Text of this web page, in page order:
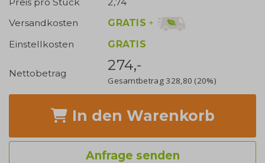
Versandkosten
GRATIS +
Einstellkosten
GRATIS
Nettobetrag 274,-
Gesamtbetrag 328,80 (20%)
In den Warenkorb
Anfrage senden